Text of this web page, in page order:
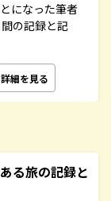
になった筆者
の記録と記
詳細を見る
る旅の記録と